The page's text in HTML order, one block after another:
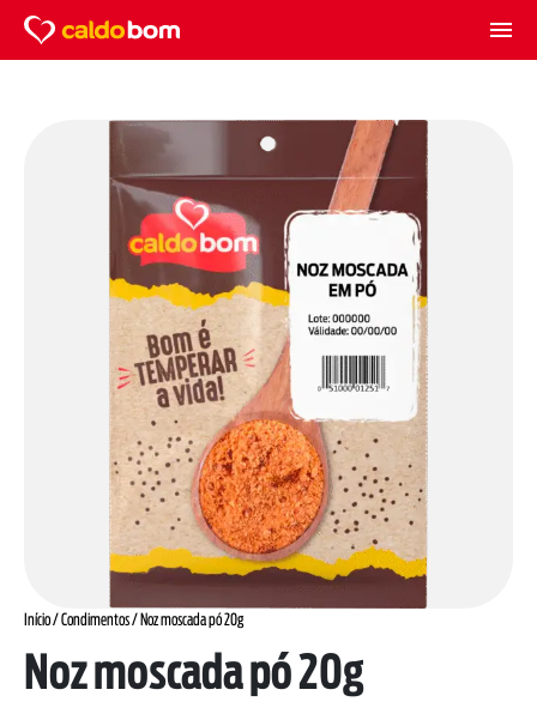
Início/ Condimentos/ Noz moscada pó 20g
Noz moscada pó 20g